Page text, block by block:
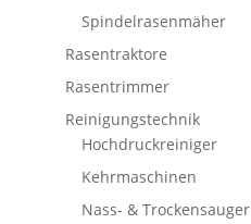
Spindelrasenmäher
Rasentraktore
Rasentrimmer
Reinigungstechnik
Hochdruckreiniger
Kehrmaschinen
Nass- & Trockensauger